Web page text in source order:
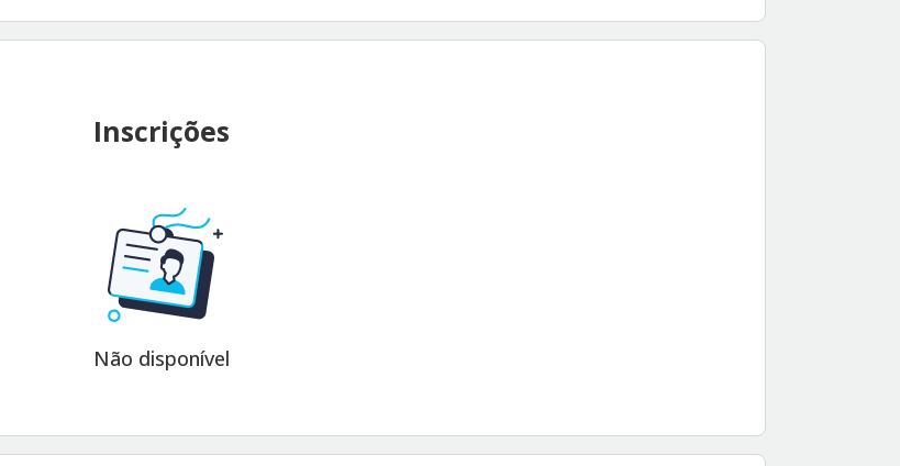
Inscrições
Não disponível